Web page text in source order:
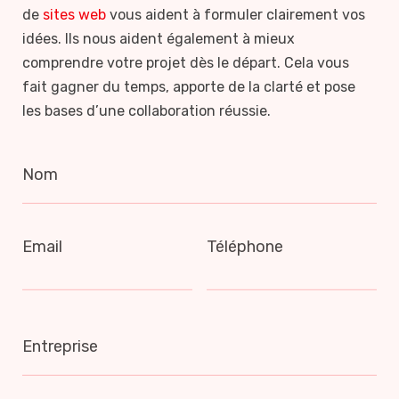
de sites web vous aident à formuler clairement vos
idées. Ils nous aident également à mieux
comprendre votre projet dès le départ. Cela vous
fait gagner du temps, apporte de la clarté et pose
les bases d’une collaboration réussie.
Nom
Email Téléphone
Entreprise